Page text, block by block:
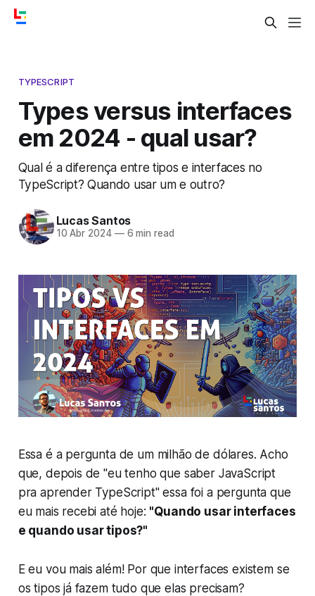
TYPESCRIPT
Types versus interfaces
em 2024 - qual usar?
Qual é a diferença entre tipos e interfaces no
TypeScript? Quando usar um e outro?
Lucas Santos
10 Abr 2024 —6 min read
Essa é a pergunta de um milhão de dólares. Acho
que, depois de "eu tenho que saber JavaScript
pra aprender TypeScript" essa foi a pergunta que
eu mais recebi até hoje: "Quando usar interfaces
e quando usar tipos?"
E eu vou mais além! Por que interfaces existem se
os tipos já fazem tudo que elas precisam?